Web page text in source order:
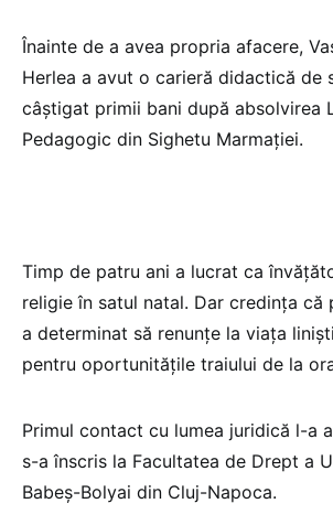
Înainte de a avea propria afacere,
Herlea a avut o carieră didactică de
câștigat primii bani după absolvirea
Pedagogic din Sighetu Marmației.
Timp de patru ani a lucrat ca
religie în satul natal. Dar credința că
a determinat să renunțe la viața
pentru oportunitățile traiului de la
Primul contact cu lumea juridică l-a
s-a înscris la Facultatea de Drept a
Babeș-Bolyai din Cluj-Napoca.